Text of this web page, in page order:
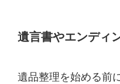
遺言書やエンディ
遺品整理を始める前